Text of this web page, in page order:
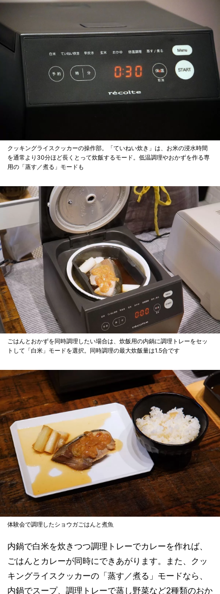
クッキングライスクッカーの操作部。「ていねい炊き」は、お米の浸水時間
を通常より30分ほど長くとって炊飯するモード。低温調理やおかずを作る専
用の「蒸す／煮る」モードも
ごはんとおかずを同時調理したい場合は、炊飯用の内鍋に調理トレーをセッ
トして「白米」モードを選択。同時調理の最大炊飯量は1.5合です
体験会で調理したショウガごはんと煮魚
内鍋で白米を炊きつつ調理トレーでカレーを作れば、
ごはんとカレーが同時にできあがります。また、クッ
キングライスクッカーの「蒸す／煮る」モードなら、
内鍋でスープ、調理トレーで蒸し野菜など2種類のおか